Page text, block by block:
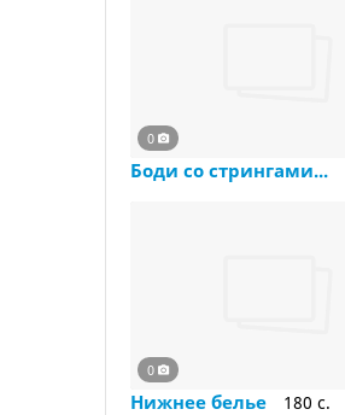
0
Боди со стрингами...
0
Нижнее белье 180 c.